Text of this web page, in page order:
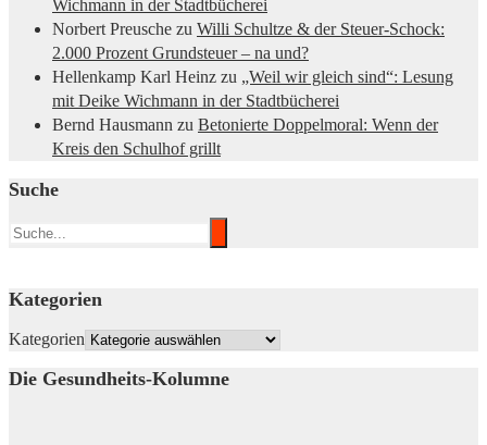
Wichmann in der Stadtbücherei
Norbert Preusche zu Willi Schultze & der Steuer-Schock:
2.000 Prozent Grundsteuer – na und?
Hellenkamp Karl Heinz zu „Weil wir gleich sind“: Lesung
mit Deike Wichmann in der Stadtbücherei
Bernd Hausmann zu Betonierte Doppelmoral: Wenn der
Kreis den Schulhof grillt
Suche
Kategorien
Kategorien
Die Gesundheits-Kolumne